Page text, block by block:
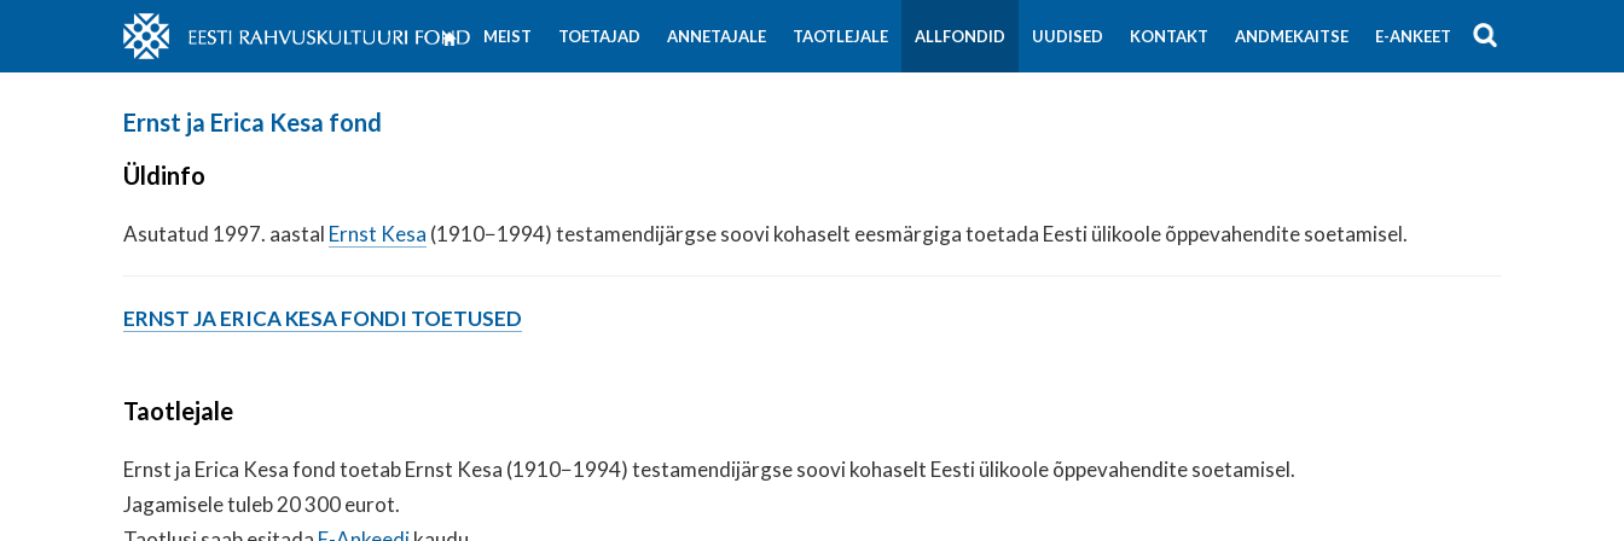
MEIST TOETAJAD ANNETAJALE TAOTLEJALE ALLFONDID UUDISED KONTAKT ANDMEKAITSE E-ANKEET
Ernst ja Erica Kesa fond
Üldinfo
Asutatud 1997. aastal Ernst Kesa (1910−1994) testamendijärgse soovi kohaselt eesmärgiga toetada Eesti ülikoole õppevahendite soetamisel.
ERNST JA ERICA KESA FONDI TOETUSED
Taotlejale
Ernst ja Erica Kesa fond toetab Ernst Kesa (1910−1994) testamendijärgse soovi kohaselt Eesti ülikoole õppevahendite soetamisel.
Jagamisele tuleb 20 300 eurot.